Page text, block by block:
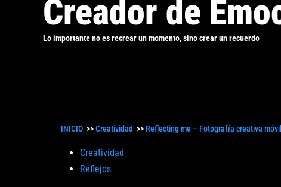
Creador de
Lo importante no es recrear un momento, sino crear un recuerdo
INICIO >>Creatividad >> Reflecting me – Fotografía creativa
Publicado
Creatividad
Reflejos